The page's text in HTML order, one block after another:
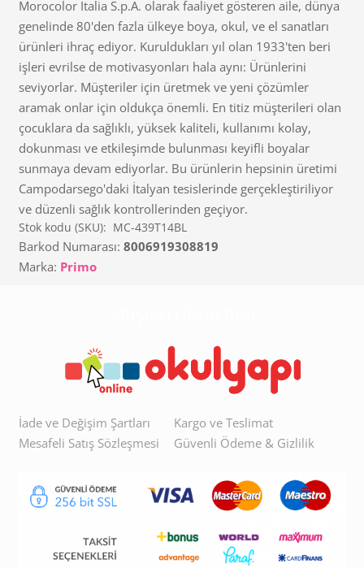
Morocolor Italia S.p.A. olarak faaliyet gösteren aile, dünya
genelinde 80'den fazla ülkeye boya, okul, ve el sanatları
ürünleri ihraç ediyor. Kuruldukları yıl olan 1933'ten beri
işleri evrilse de motivasyonları hala aynı: Ürünlerini
seviyorlar. Müşteriler için üretmek ve yeni çözümler
aramak onlar için oldukça önemli. En titiz müşterileri olan
çocuklara da sağlıklı, yüksek kaliteli, kullanımı kolay,
dokunması ve etkileşimde bulunması keyifli boyalar
sunmaya devam ediyorlar. Bu ürünlerin hepsinin üretimi
Campodarsego'daki İtalyan tesislerinde gerçekleştiriliyor
ve düzenli sağlık kontrollerinden geçiyor.
Stok kodu (SKU): MC-439T14BL
Barkod Numarası: 8006919308819
Marka: Primo
İade ve Değişim Şartları
Mesafeli Satış Sözleşmesi
Kargo ve Teslimat
Güvenli Ödeme & Gizlilik